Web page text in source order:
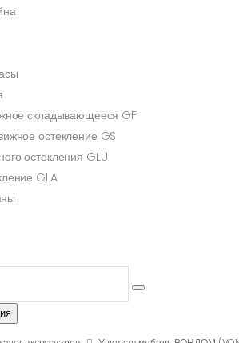
складывающееся GF
остекление GS
остекления GLU
GLA